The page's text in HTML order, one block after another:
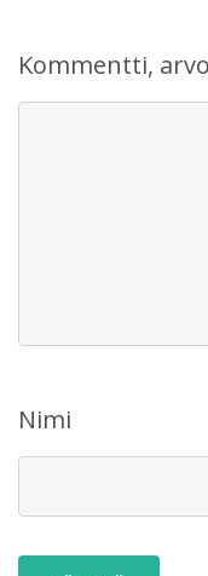
Kommentti,
Nimi